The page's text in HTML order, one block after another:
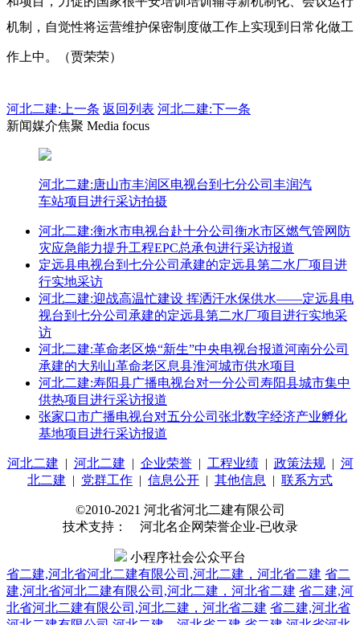
机制，自觉性将运营维护保密制度做工作上实现到日常化做工
作上中。（贾荣荣）
河北二建: 上一条 返回列表 河北二建:下一条
新闻媒介焦聚 Media focus
河北二建:唐山市丰润区电视台到七分公司丰润汽
车站项目进行采访拍摄
河北二建:衡水市电视台赴十分公司衡水市区燃气管网防
灾应急能力提升工程EPC总承包进行采访报道
定远县电视台到七分公司承建的定远县第二水厂项目进
行实地采访
河北二建:迎战高温忙建设 挥洒汗水保供水——定远县电
视台到七分公司承建的定远县第二水厂项目进行实地采
访
河北二建:革命老区焕“新生”中央电视台报道河南分公司
承建的大别山革命老区息县淮河城市供水项目
河北二建:寿阳县广播电视台对一分公司寿阳县城市集中
供热项目进行采访报道
张家口市广播电视台对五分公司张北数字经济产业孵化
基地项目进行采访报道
河北二建 | 河北二建 | 企业荣誉| 工程业绩| 政策法规| 河
北二建 | 党群工作 | 信息公开 | 其他信息 | 联系方式
©2010-2021 河北省河北二建有限公司
技术支持： 河北名企网荣誉企业-已收录
小程序社会公众平台
省二建,河北省河北二建有限公司,河北二建，河北省二建 省二
建,河北省河北二建有限公司,河北二建，河北省二建 省二建,河
北省河北二建有限公司,河北二建，河北省二建 省二建,河北省